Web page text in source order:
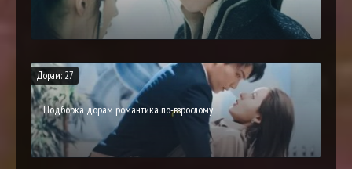
Дорам: 27
Подборка дорам романтика по-взрослому